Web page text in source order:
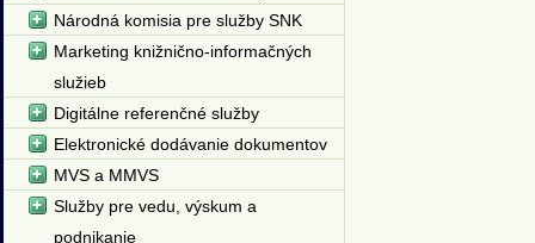
Národná komisia pre služby SNK
Marketing knižnično-informačných
služieb
Digitálne referenčné služby
Elektronické dodávanie dokumentov
MVS a MMVS
Služby pre vedu, výskum a
podnikanie